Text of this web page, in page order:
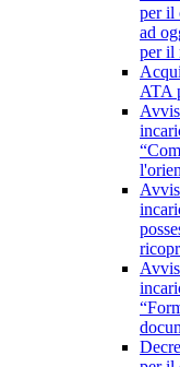
per il
ad
per il
ATA